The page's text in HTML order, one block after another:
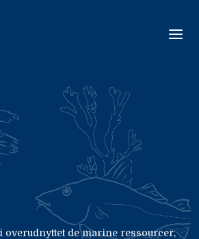
DK
overudnyttet de marine ressourcer,